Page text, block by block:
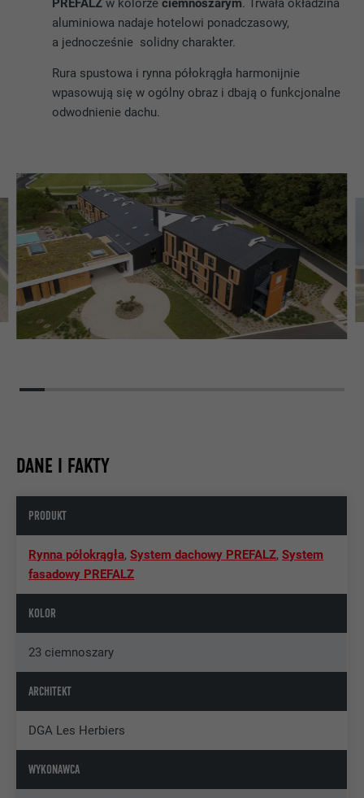
PREFALZw kolorzeciemnoszarym. Trwała okładzina
aluminiowa nadaje hotelowi ponadczasowy,
a jednocześnie solidny charakter.
Rura spustowa i rynna półokrągła harmonijnie
wpasowują się w ogólny obraz i dbają o funkcjonalne
odwodnienie dachu.
DANE I FAKTY
PRODUKT
Rynna półokrągła,System dachowy PREFALZ,System
fasadowy PREFALZ
KOLOR
23 ciemnoszary
ARCHITEKT
DGA Les Herbiers
WYKONAWCA